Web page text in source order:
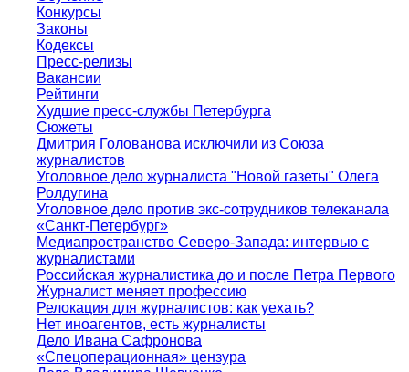
Конкурсы
Законы
Кодексы
Пресс-релизы
Вакансии
Рейтинги
Худшие пресс-службы Петербурга
Сюжеты
Дмитрия Голованова исключили из Союза
журналистов
Уголовное дело журналиста "Новой газеты" Олега
Ролдугина
Уголовное дело против экс-сотрудников телеканала
«Санкт-Петербург»
Медиапространство Северо-Запада: интервью с
журналистами
Российская журналистика до и после Петра Первого
Журналист меняет профессию
Релокация для журналистов: как уехать?
Нет иноагентов, есть журналисты
Дело Ивана Сафронова
«Спецоперационная» цензура